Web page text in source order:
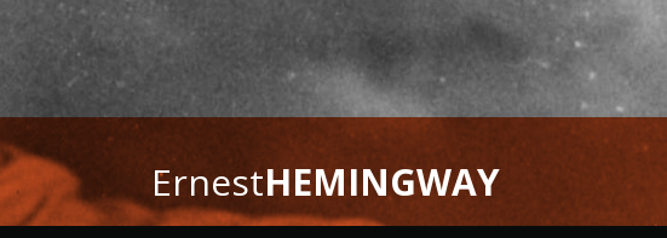
ErnestHEMINGWAY